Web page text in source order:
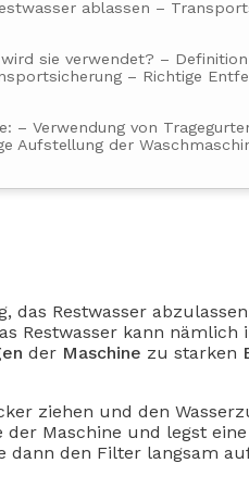
ablassen –
sie verwendet? –
– Richtige
Verwendung von
Aufstellung der
das Restwasser
Restwasser kann nämlich
der Maschine zu starken
ziehen und den
Maschine und legst
dann den Filter langsam